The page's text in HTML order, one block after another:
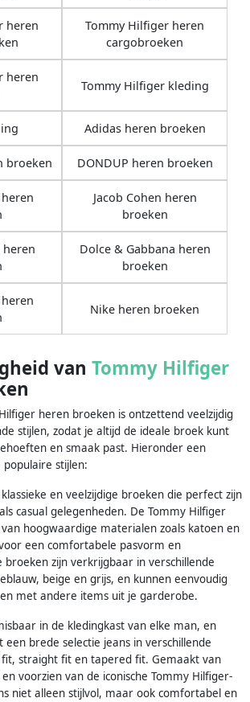
heren
Tommy Hilfiger heren
cargobroeken
heren
Tommy Hilfiger kleding
Adidas heren broeken
broeken DONDUP heren broeken
Jacob Cohen heren
broeken
heren
Dolce & Gabbana heren
broeken
heren
Nike heren broeken
van Tommy Hilfiger
heren broeken is ontzettend veelzijdig
stijlen, zodat je altijd de ideale broek kunt
en smaak past. Hieronder een
stijlen:
en veelzijdige broeken die perfect zijn
casual gelegenheden. De Tommy Hilfiger
hoogwaardige materialen zoals katoen en
een comfortabele pasvorm en
broeken zijn verkrijgbaar in verschillende
beige en grijs, en kunnen eenvoudig
met andere items uit je garderobe.
in de kledingkast van elke man, en
brede selectie jeans in verschillende
fit, straight fit en tapered fit. Gemaakt van
voorzien van de iconische Tommy Hilfiger-
niet alleen stijlvol, maar ook comfortabel en